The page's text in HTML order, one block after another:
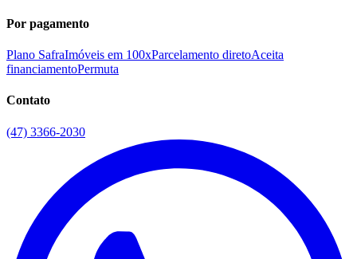
Por pagamento
Plano SafraImóveis em 100xParcelamento diretoAceita
financiamentoPermuta
Contato
(47) 3366-2030